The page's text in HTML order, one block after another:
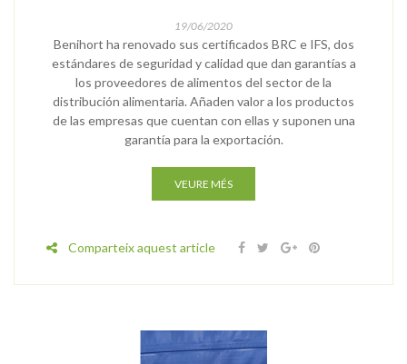
19/06/2020
Benihort ha renovado sus certificados BRC e IFS, dos
estándares de seguridad y calidad que dan garantías a
los proveedores de alimentos del sector de la
distribución alimentaria. Añaden valor a los productos
de las empresas que cuentan con ellas y suponen una
garantía para la exportación.
VEURE MÉS
Comparteix aquest article